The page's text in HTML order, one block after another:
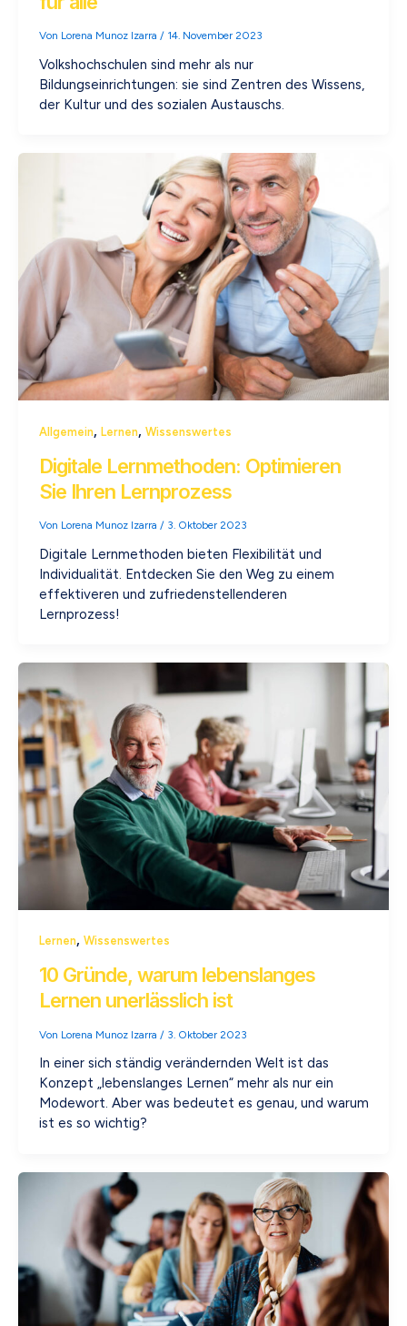
Von Lorena Munoz Izarra / 14. November 2023
Volkshochschulen sind mehr als nur
Bildungseinrichtungen: sie sind Zentren des Wissens,
der Kultur und des sozialen Austauschs.
Allgemein, Lernen, Wissenswertes
Digitale Lernmethoden: Optimieren
Sie Ihren Lernprozess
Von Lorena Munoz Izarra / 3. Oktober 2023
Digitale Lernmethoden bieten Flexibilität und
Individualität. Entdecken Sie den Weg zu einem
effektiveren und zufriedenstellenderen
Lernprozess!
Lernen, Wissenswertes
10 Gründe, warum lebenslanges
Lernen unerlässlich ist
Von Lorena Munoz Izarra / 3. Oktober 2023
In einer sich ständig verändernden Welt ist das
Konzept „lebenslanges Lernen“ mehr als nur ein
Modewort. Aber was bedeutet es genau, und warum
ist es so wichtig?